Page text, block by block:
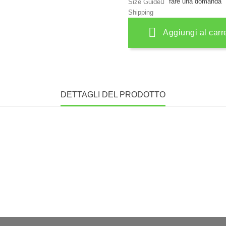
Size Guide
Shipping
Aggiungi al
DETTAGLI DEL PRODOTTO